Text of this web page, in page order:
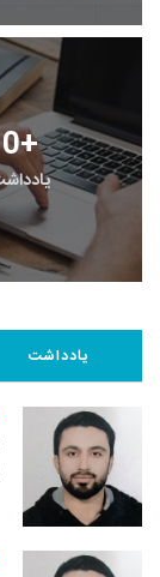
0+
یادداشت